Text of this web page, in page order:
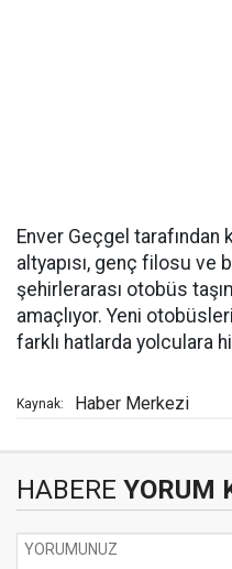
Enver Geçgel
altyapısı, genç filosu ve
şehirlerarası otobüs
amaçlıyor. Yeni
farklı hatlarda yolculara
Kaynak: Haber Merkezi
HABERE YORUM